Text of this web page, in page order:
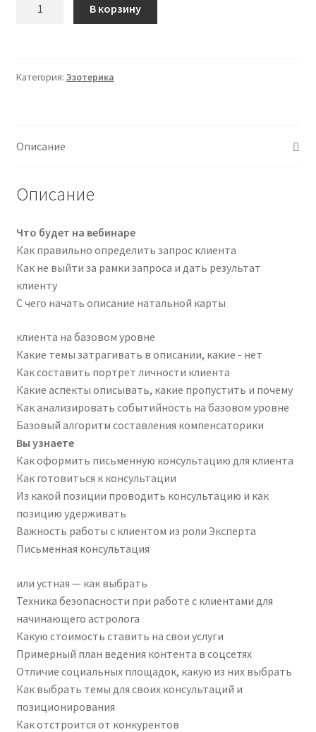
астролога
В корзину
Категория: Эзотерика
Описание
Описание
Что будет на вебинаре
Как правильно определить запрос клиента
Как не выйти за рамки запроса и дать результат
клиенту
С чего начать описание натальной карты
клиента на базовом уровне
Какие темы затрагивать в описании, какие - нет
Как составить портрет личности клиента
Какие аспекты описывать, какие пропустить и почему
Как анализировать событийность на базовом уровне
Базовый алгоритм составления компенсаторики
Вы узнаете
Как оформить письменную консультацию для клиента
Как готовиться к консультации
Из какой позиции проводить консультацию и как
позицию удерживать
Важность работы с клиентом из роли Эксперта
Письменная консультация
или устная — как выбрать
Техника безопасности при работе с клиентами для
начинающего астролога
Какую стоимость ставить на свои услуги
Примерный план ведения контента в соцсетях
Отличие социальных площадок, какую из них выбрать
Как выбрать темы для своих консультаций и
позиционирования
Как отстроится от конкурентов